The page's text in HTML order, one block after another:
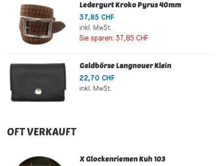
Ledergurt Kroko Pyrus 40mm
37,85 CHF
inkl. MwSt.
Sie sparen: 37,85 CHF
Geldbörse Langnouer Klein
22,70 CHF
inkl. MwSt.
OFT VERKAUFT
X Glockenriemen Kuh 103